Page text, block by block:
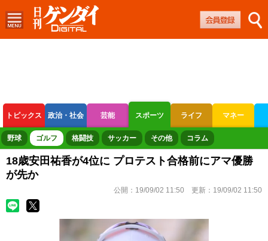
トピックス 政治・社会 芸能 スポーツ ライフ マネー
ボートレース 競輪 オートレース
野球 ゴルフ 格闘技 サッカー その他 コラム
18歳安田祐香が4位に プロテスト合格前にアマ優勝
が先か
公開： 19/09/02 11:50 更新： 19/09/02 11:50